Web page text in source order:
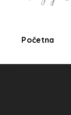
Početna